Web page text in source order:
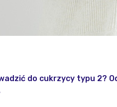
do cukrzycy typu 2?